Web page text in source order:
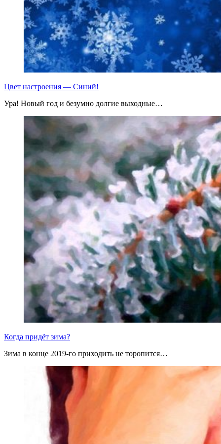
Цвет настроения — Синий!
Ура! Новый год и безумно долгие выходные…
Когда придёт зима?
Зима в конце 2019-го приходить не торопится…